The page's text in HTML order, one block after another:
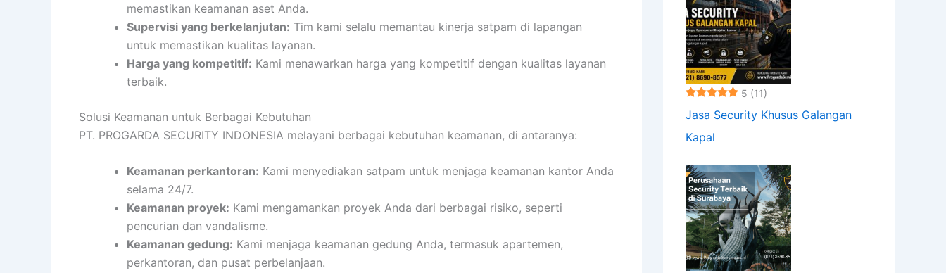
memastikan keamanan aset Anda.
Supervisi yang berkelanjutan: Tim kami selalu memantau kinerja satpam di lapangan
untuk memastikan kualitas layanan.
Harga yang kompetitif: Kami menawarkan harga yang kompetitif dengan kualitas layanan
terbaik.
Solusi Keamanan untuk Berbagai Kebutuhan
PT. PROGARDA SECURITY INDONESIA melayani berbagai kebutuhan keamanan, di antaranya:
Keamanan perkantoran: Kami menyediakan satpam untuk menjaga keamanan kantor Anda
selama 24/7.
Keamanan proyek: Kami mengamankan proyek Anda dari berbagai risiko, seperti
pencurian dan vandalisme.
Keamanan gedung: Kami menjaga keamanan gedung Anda, termasuk apartemen,
perkantoran, dan pusat perbelanjaan.
5 (11)
Jasa Security Khusus Galangan
Kapal